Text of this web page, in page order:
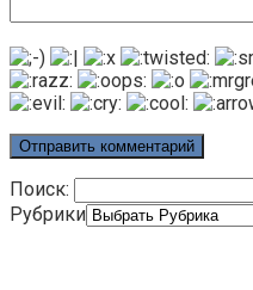
Поиск:
Рубрики